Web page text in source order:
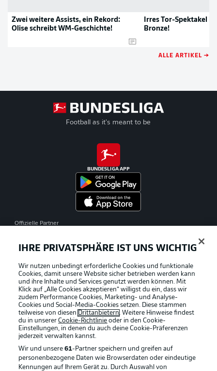
Zwei weitere Assists, ein Rekord:
Olise schreibt WM-Geschichte!
Irres Tor-Spektakel
Bronze!
ALLE ARTIKEL →
Football as it's meant to be
BUNDESLIGA APP
Offizielle Partner
IHRE PRIVATSPHÄRE IST UNS WICHTIG
Wir nutzen unbedingt erforderliche Cookies und funktionale
Cookies, damit unsere Website sicher betrieben werden kann
und ihre Inhalte und Services genutzt werden können. Mit
Klick auf „Alle Cookies akzeptieren“ willigst du ein, dass wir
zudem Performance Cookies, Marketing- und Analyse-
Cookies und Social-Media-Cookies setzen. Diese stammen
teilweise von diesen Drittanbietern. Weitere Hinweise findest
du in unsererCookie-Richtlinie oder in den Cookie-
Einstellungen, in denen du auch deine Cookie-Präferenzen
jederzeit verwalten kannst.
Wir und unsere61-Partner speichern und greifen auf
personenbezogene Daten wie Browserdaten oder eindeutige
Kennungen auf Ihrem Gerät zu. Durch Auswahl von